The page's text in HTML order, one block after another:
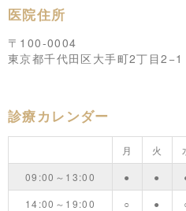
医院住所
〒100-0004
東京都千代田区大手町2丁目
診療カレンダー
月 火
09:00～13:00
● ●
14:00～19:00
○ ●